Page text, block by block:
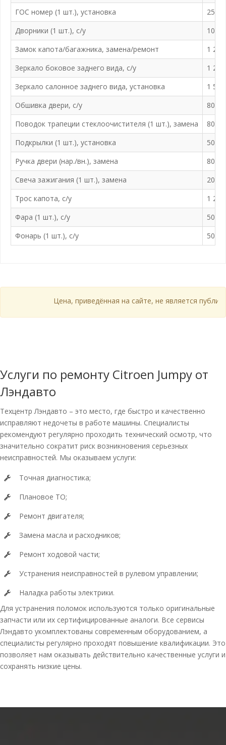
ГОС номер (1 шт.), установка
250 ₽
Дворники (1 шт.), с/у
100 ₽
Замок капота/багажника, замена/ремонт
1
Зеркало боковое заднего вида, с/у
1
Зеркало салонное заднего вида, установка
1
Обшивка двери, с/у
800 ₽
Поводок трапеции стеклоочистителя (1 шт.), замена
800 ₽
Подкрылки (1 шт.), установка
500 ₽
Ручка двери (нар./вн.), замена
800 ₽
Свеча зажигания (1 шт.), замена
200 ₽
Трос капота, с/у
1
Фара (1 шт.), с/у
500 ₽
Фонарь (1 шт.), с/у
500 ₽
Цена, приведённая на сайте, не является
Услуги по ремонту Citroen Jumpy от
Лэндавто
Техцентр Лэндавто – это место, где быстро и качественно
исправляют недочеты в работе машины. Специалисты
рекомендуют регулярно проходить технический осмотр, что
значительно сократит риск возникновения серьезных
неисправностей. Мы оказываем услуги:
Точная диагностика;
Плановое ТО;
Ремонт двигателя;
Замена масла и расходников;
Ремонт ходовой части;
Устранения неисправностей в рулевом управлении;
Наладка работы электрики.
Для устранения поломок используются только оригинальные
запчасти или их сертифицированные аналоги. Все сервисы
Лэндавто укомплектованы современным оборудованием, а
специалисты регулярно проходят повышение квалификации. Это
позволяет нам оказывать действительно качественные услуги и
сохранять низкие цены.